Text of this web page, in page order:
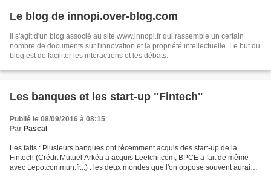
Le blog de innopi.over-blog.com
Il s'agit d'un blog associé au site www.innopi.fr qui rassemble un certain
nombre de documents sur l'innovation et la propriété intellectuelle. Le but du
blog est de faciliter les interactions et les débats.
Les banques et les start-up "Fintech"
Publié le 08/09/2016 à 08:15
Par Pascal
Les faits : Plusieurs banques ont récemment acquis des start-up de la
Fintech (Crédit Mutuel Arkéa a acquis Leetchi.com, BPCE a fait de même
avec Lepotcommun.fr...) : les deux mondes que l'on oppose souvent auraient